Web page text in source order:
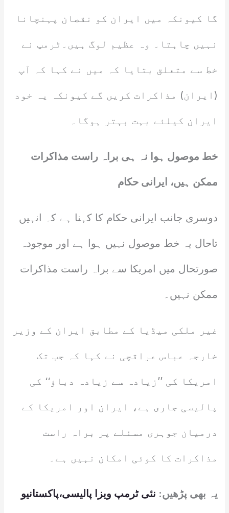
گا کیونکہ میں ایران کو نقصان پہنچانا
نہیں چاہتا۔ وہ عظیم لوگ ہیں۔ٹرمپ نے
خط سے متعلق بتایا کہ میں نے کہا کہ آپ
(ایران) مذاکرات کریں گے کیونکہ یہ خود
ایران کیلئے بہت بہتر ہوگا۔
خط موصول ہوا نہ ہی براہ راست مذاکرات
ممکن ہیں، ایرانی حکام
دوسری جانب ایرانی حکام کا کہنا ہے کہ انہیں
تاحال یہ خط موصول نہیں ہوا ہے اور موجودہ
صورتحال میں امریکا سے براہ راست مذاکرات
ممکن نہیں۔
غیر ملکی میڈیا کے مطابق ایران کے وزیر
خارجہ عباس عراقچی نے کہا کہ جب تک
امریکا کی ’’زیادہ سے زیادہ دباؤ‘‘ کی
پالیسی جاری ہے، ایران اور امریکا کے
درمیان جوہری مسئلے پر براہ راست
مذاکرات کا کوئی امکان نہیں ہے۔
یہ بھی پڑھیں: نئی ٹرمپ ویزا پالیسی،پاکستانیو